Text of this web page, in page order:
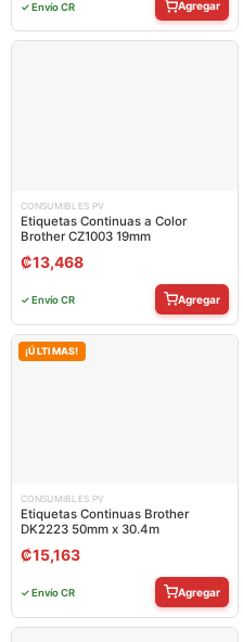
✓ Envío CR Agregar
CONSUMIBLES PV
Etiquetas Continuas a Color
Brother CZ1003 19mm
₡13,468
✓ Envío CR Agregar
¡ÚLTIMAS!
CONSUMIBLES PV
Etiquetas Continuas Brother
DK2223 50mm x 30.4m
₡15,163
✓ Envío CR Agregar